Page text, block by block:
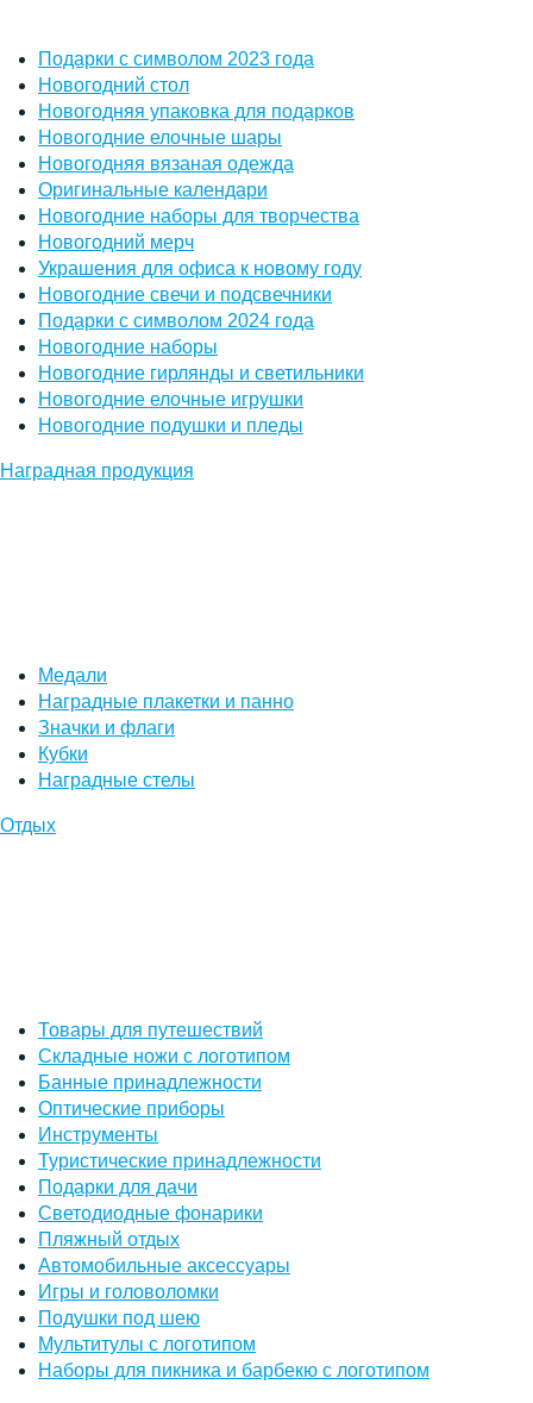
Подарки с символом 2023 года
Новогодний стол
Новогодняя упаковка для подарков
Новогодние елочные шары
Новогодняя вязаная одежда
Оригинальные календари
Новогодние наборы для творчества
Новогодний мерч
Украшения для офиса к новому году
Новогодние свечи и подсвечники
Подарки с символом 2024 года
Новогодние наборы
Новогодние гирлянды и светильники
Новогодние елочные игрушки
Новогодние подушки и пледы
Наградная продукция
Медали
Наградные плакетки и панно
Значки и флаги
Кубки
Наградные стелы
Отдых
Товары для путешествий
Складные ножи с логотипом
Банные принадлежности
Оптические приборы
Инструменты
Туристические принадлежности
Подарки для дачи
Светодиодные фонарики
Пляжный отдых
Автомобильные аксессуары
Игры и головоломки
Подушки под шею
Мультитулы с логотипом
Наборы для пикника и барбекю с логотипом